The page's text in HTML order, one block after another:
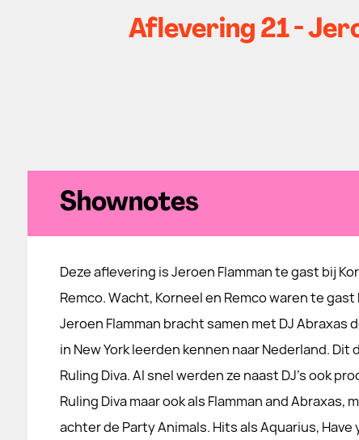
Aflevering 21 -
Shownotes
Deze aflevering is Jeroen Flamman te gast bij
Remco. Wacht, Korneel en Remco waren te gast
Jeroen Flamman bracht samen met DJ Abraxas
in New York leerden kennen naar Nederland. Dit
Ruling Diva. Al snel werden ze naast DJ's ook
Ruling Diva maar ook als Flamman and Abraxas,
achter de Party Animals. Hits als Aquarius,